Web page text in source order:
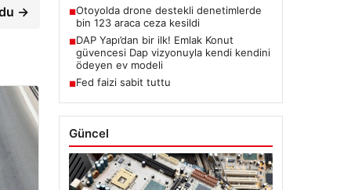
→ ■Otoyolda drone destekli denetimlerde
bin 123 araca ceza kesildi
■DAP Yapı’dan bir ilk! Emlak Konut
güvencesi Dap vizyonuyla kendi kendini
ödeyen ev modeli
■Fed faizi sabit tuttu
Güncel